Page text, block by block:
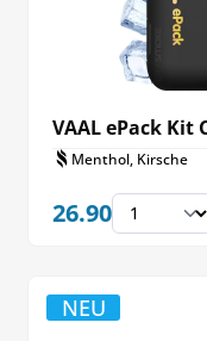
VAAL ePack Kit
Menthol, Kirsche
26.90
NEU